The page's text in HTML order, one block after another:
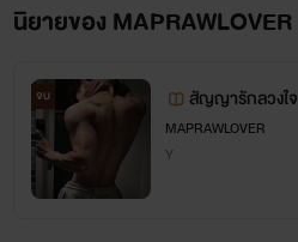
นิยายของ MAPRAWLOVER
จบ สัญญารักลวงใจ
MAPRAWLOVER
Y